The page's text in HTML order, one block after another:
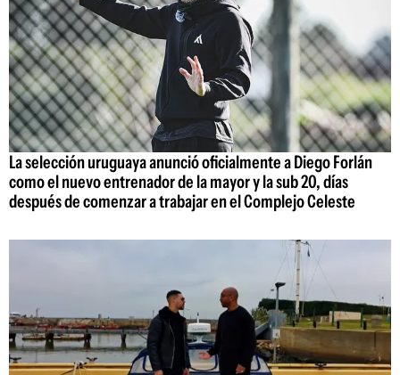
La selección uruguaya anunció oficialmente a Diego Forlán
como el nuevo entrenador de la mayor y la sub 20, días
después de comenzar a trabajar en el Complejo Celeste